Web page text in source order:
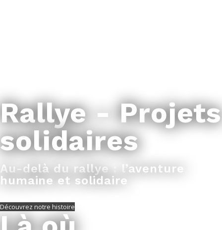
Rallye - Projets
solidaires
Au-delà du rallye : l’aventure
humaine et solidaire
Découvrez notre histoire